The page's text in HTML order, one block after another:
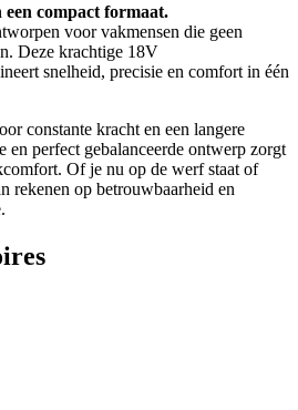
een compact formaat.
voor vakmensen die geen
Deze krachtige 18V
snelheid, precisie en comfort in één
constante kracht en een langere
en perfect gebalanceerde ontwerp zorgt
Of je nu op de werf staat of
rekenen op betrouwbaarheid en